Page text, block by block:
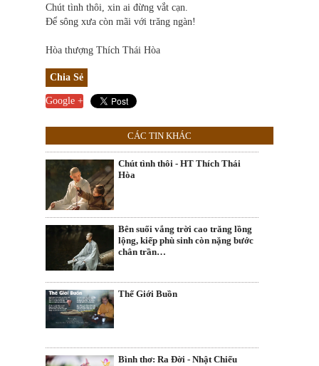
Chút tình thôi, xin ai đừng vắt cạn.
Để sông xưa còn mãi với trăng ngàn!
Hòa thượng Thích Thái Hòa
Chia Sẻ
Google +
CÁC TIN KHÁC
Chút tình thôi - HT Thích Thái
Hòa
Bên suối vắng trời cao trăng lồng
lộng, kiếp phù sinh còn nặng bước
chân trần…
Thế Giới Buồn
Bình thơ: Ra Đời - Nhật Chiếu